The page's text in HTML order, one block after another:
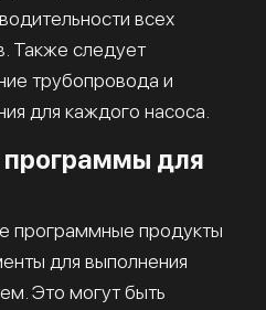
всех
Также следует
трубопровода и
для каждого насоса.
для
программные продукты
для выполнения
Это могут быть